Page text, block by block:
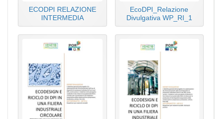
ECODPI RELAZIONE
INTERMEDIA
EcoDPI_Relazione
Divulgativa WP_RI_1